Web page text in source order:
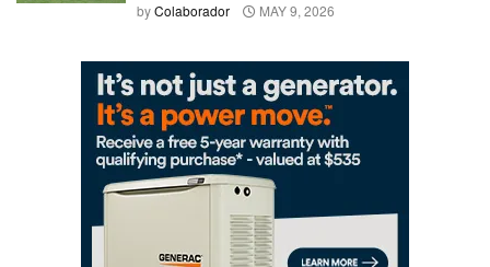
byColaborador MAY 9, 2026